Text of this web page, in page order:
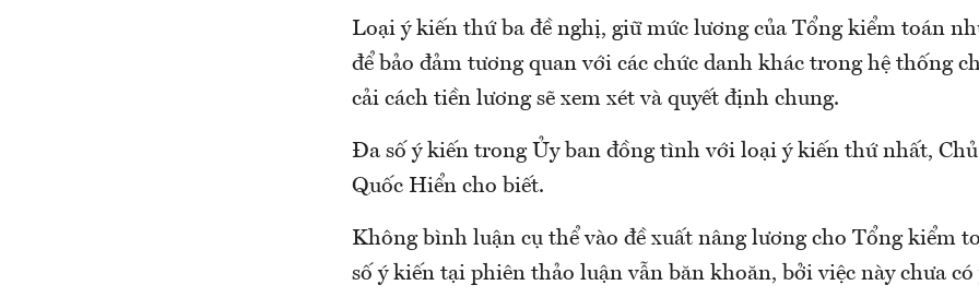
Loại ý kiến thứ ba đề nghị, giữ mức lương của Tổng kiểm toán
để bảo đảm tương quan với các chức danh khác trong hệ thống
cải cách tiền lương sẽ xem xét và quyết định chung.
Đa số ý kiến trong Ủy ban đồng tình với loại ý kiến thứ nhất,
Quốc Hiển cho biết.
Không bình luận cụ thể vào đề xuất nâng lương cho Tổng kiểm
số ý kiến tại phiên thảo luận vẫn băn khoăn, bởi việc này chưa có